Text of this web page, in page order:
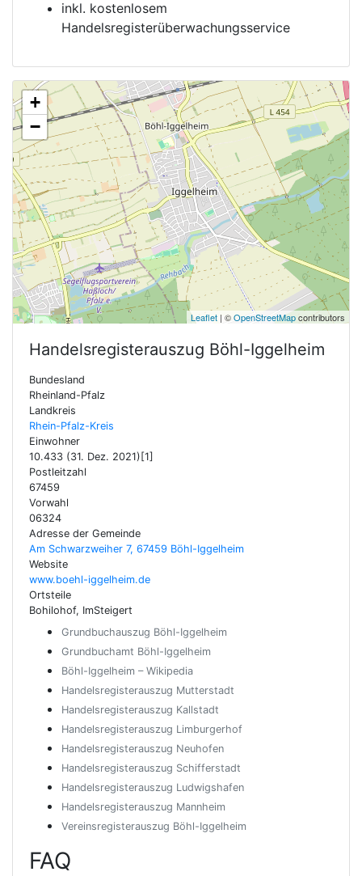
inkl. kostenlosem
Handelsregisterüberwachungsservice
+
−
Leaflet | ©OpenStreetMapcontributors
Handelsregisterauszug Böhl-Iggelheim
Bundesland
Rheinland-Pfalz
Landkreis
Rhein-Pfalz-Kreis
Einwohner
10.433 (31. Dez. 2021)[1]
Postleitzahl
67459
Vorwahl
06324
Adresse der Gemeinde
Am Schwarzweiher 7, 67459 Böhl-Iggelheim
Website
www.boehl-iggelheim.de
Ortsteile
Bohilohof, ImSteigert
Grundbuchauszug Böhl-Iggelheim
Grundbuchamt Böhl-Iggelheim
Böhl-Iggelheim – Wikipedia
Handelsregisterauszug Mutterstadt
Handelsregisterauszug Kallstadt
Handelsregisterauszug Limburgerhof
Handelsregisterauszug Neuhofen
Handelsregisterauszug Schifferstadt
Handelsregisterauszug Ludwigshafen
Handelsregisterauszug Mannheim
Vereinsregisterauszug Böhl-Iggelheim
FAQ